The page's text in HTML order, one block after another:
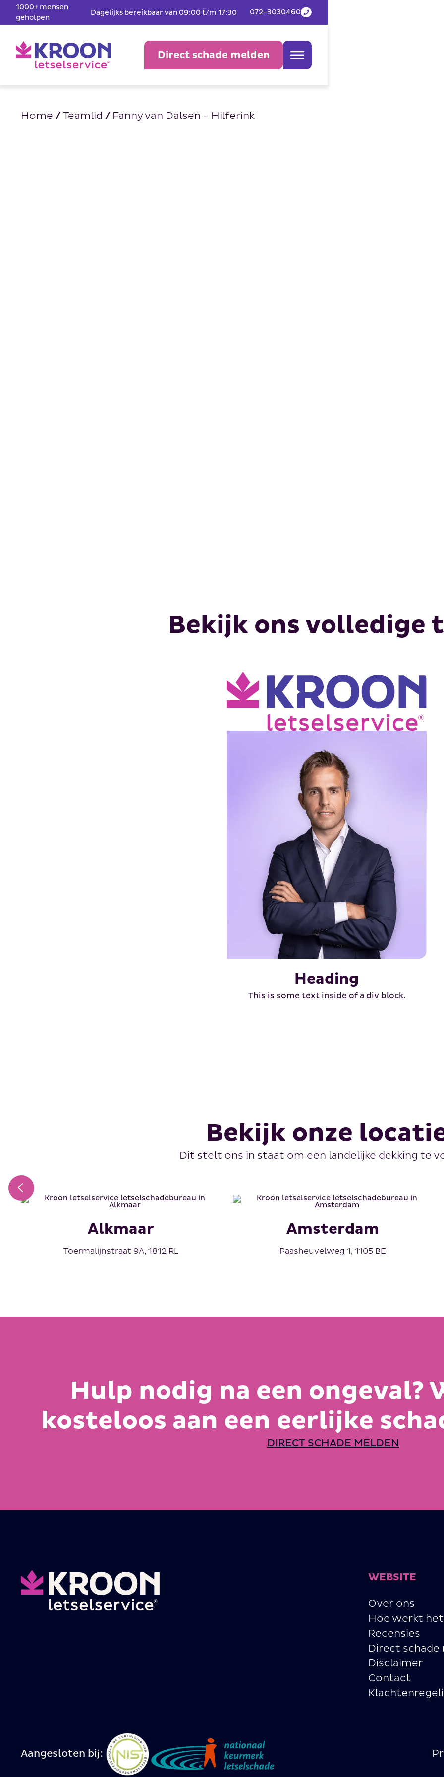
1000+ mensen
geholpen
Dagelijks bereikbaar van 09:00 t/m 17:30 072-3030460
Direct schade melden
Home / Teamlid / Fanny van Dalsen - Hilferink
Bekijk ons volledige
Heading
This is some text inside of a div block.
Bekijk onze
Dit stelt ons in staat om een landelijke dekking te
Alkmaar
Toermalijnstraat 9A, 1812 RL
Amsterdam
Paasheuvelweg 1, 1105 BE
Hulp nodig na een ongeval?
kosteloos aan een eerlijke
DIRECT SCHADE MELDEN
WEBSITE
Over ons
Hoe werkt het
Recensies
Direct schade
Disclaimer
Contact
Aangesloten bij: